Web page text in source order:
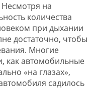
Несмотря на
количества
при дыхании
достаточно, чтобы
Многие
как автомобильные
«на глазах»,
садилось